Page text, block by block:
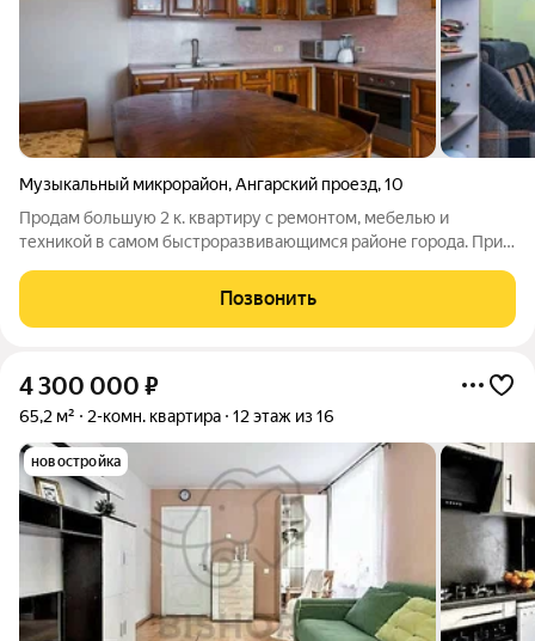
Музыкальный микрорайон,Ангарский проезд,10
Продам большую 2 к. квартиру с ремонтом, мебелью и
техникой в самом быстроразвивающимся районе города. При
строения в связи с чем зимой в квартире не холодно, а летом
не жарко. По близости есть вся
Позвонить
4 300 000 ₽
65,2 м² 2-комн. квартира 12 этаж из 16
новостройка